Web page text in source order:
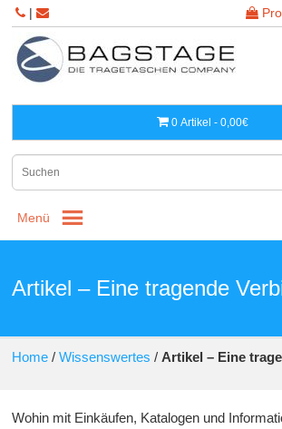
|
0 Artikel - 0,00€
Menü
Artikel – Eine tragende
Home /Wissenswertes / Artikel – Eine
Wohin mit Einkäufen, Katalogen und